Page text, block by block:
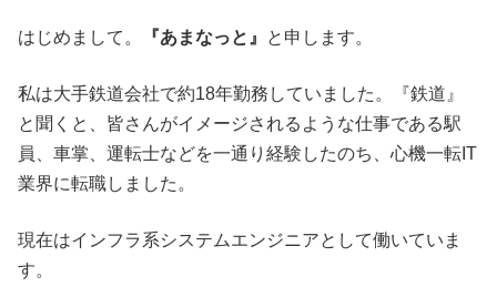
はじめまして。 『あまなっと』 と申します。
私は大手鉄道会社で約18年勤務していました。『鉄道』
と聞くと、皆さんがイメージされるような仕事である駅
員、車掌、運転士などを一通り経験したのち、心機一転IT
業界に転職しました。
現在はインフラ系システムエンジニアとして働いていま
す。